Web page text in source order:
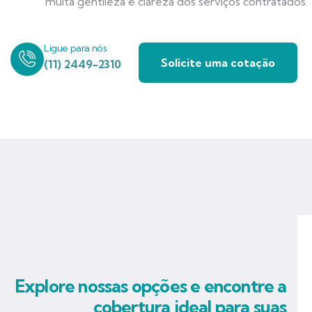
Ligue para nós
(11) 2449-2310 Solicite uma cotação
Explore nossas opções e encontre a
cobertura ideal para suas